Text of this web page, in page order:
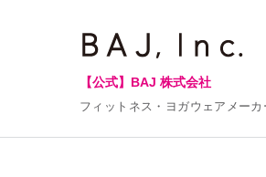
【公式】BAJ 株式会社
フィットネス・ヨガウェアメー